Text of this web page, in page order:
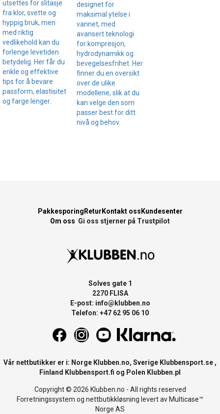
utsettes for slitasje
fra klor, svette og
hyppig bruk, men
med riktig
vedlikehold kan du
forlenge levetiden
betydelig. Her får du
enkle og effektive
tips for å bevare
passform, elastisitet
og farge lenger.
designet for
maksimal ytelse i
vannet, med
avansert teknologi
for kompresjon,
hydrodynamikk og
bevegelsesfrihet. Her
finner du en oversikt
over de ulike
modellene, slik at du
kan velge den som
passer best for ditt
nivå og behov.
Pakkesporing Retur Kontakt oss Kundesenter
Om oss Gi oss stjerner på Trustpilot
Solves gate 1
2270 FLISA
E-post: info@klubben.no
Telefon: +47 62 95 06 10
Vår nettbutikker er i: Norge Klubben.no, Sverige Klubbensport.se ,
Finland Klubbensport.fi og Polen Klubben.pl
Copyright © 2026 Klubben.no - All rights reserved
Forretningssystem og nettbutikkløsning levert av Multicase™
Norge AS